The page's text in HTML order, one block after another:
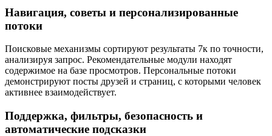
Навигация, советы и персонализированные
потоки
Поисковые механизмы сортируют результаты 7к по точности,
анализируя запрос. Рекомендательные модули находят
содержимое на базе просмотров. Персональные потоки
демонстрируют посты друзей и страниц, с которыми человек
активнее взаимодействует.
Поддержка, фильтры, безопасность и
автоматические подсказки